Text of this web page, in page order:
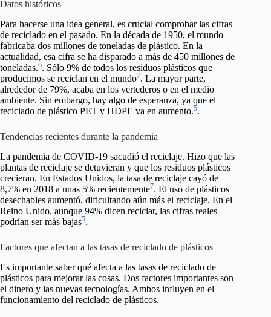
Datos históricos
Para hacerse una idea general, es crucial comprobar las cifras
de reciclado en el pasado. En la década de 1950, el mundo
fabricaba dos millones de toneladas de plástico. En la
actualidad, esa cifra se ha disparado a más de 450 millones de
toneladas.6. Sólo 9% de todos los residuos plásticos que
producimos se reciclan en el mundo7. La mayor parte,
alrededor de 79%, acaba en los vertederos o en el medio
ambiente. Sin embargo, hay algo de esperanza, ya que el
reciclado de plástico PET y HDPE va en aumento.5.
Tendencias recientes durante la pandemia
La pandemia de COVID-19 sacudió el reciclaje. Hizo que las
plantas de reciclaje se detuvieran y que los residuos plásticos
crecieran. En Estados Unidos, la tasa de reciclaje cayó de
8,7% en 2018 a unas 5% recientemente7. El uso de plásticos
desechables aumentó, dificultando aún más el reciclaje. En el
Reino Unido, aunque 94% dicen reciclar, las cifras reales
podrían ser más bajas5.
Factores que afectan a las tasas de reciclado de plásticos
Es importante saber qué afecta a las tasas de reciclado de
plásticos para mejorar las cosas. Dos factores importantes son
el dinero y las nuevas tecnologías. Ambos influyen en el
funcionamiento del reciclado de plásticos.